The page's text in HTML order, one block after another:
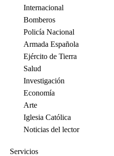
Internacional
Bomberos
Policía Nacional
Armada Española
Ejército de Tierra
Salud
Investigación
Economía
Arte
Iglesia Católica
Noticias del lector
Servicios